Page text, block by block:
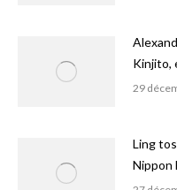
Kinjito,
29
Ling
Nippon